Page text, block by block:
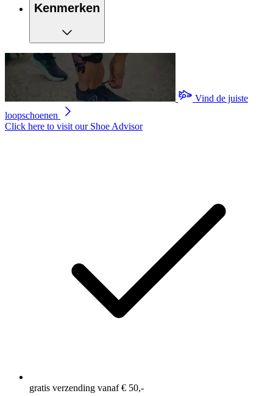
Kenmerken
Vind de juiste
loopschoenen
Click here to visit our Shoe Advisor
gratis verzending vanaf € 50,-